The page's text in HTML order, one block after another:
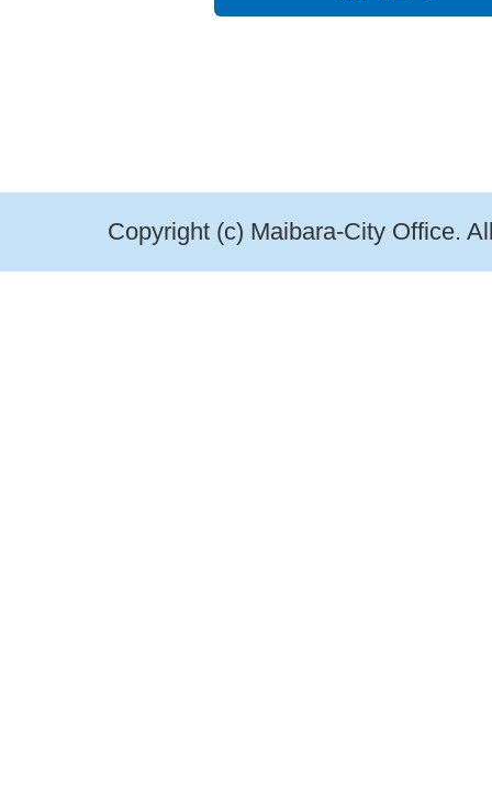
Copyright (c) Maibara-City Office.